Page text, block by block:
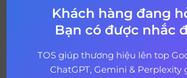
17 tháng 3, 2025 1 year ago
con số lớn như vậy, các doanh
bắt buộc phải vượt lên mọi làn
tại trên con đường kinh doanh. Để
trên đôi chân của mình, mỗi
Khách hàng đang
Bạn có được nhắc
TOS giúp thương hiệu lên top
ChatGPT, Gemini & Perplexity